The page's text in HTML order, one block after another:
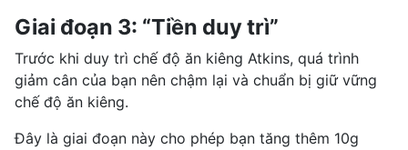
Giai đoạn 3: “Tiền duy trì”
Trước khi duy trì chế độ ăn kiêng Atkins, quá trình
giảm cân của bạn nên chậm lại và chuẩn bị giữ vững
chế độ ăn kiêng.
Đây là giai đoạn này cho phép bạn tăng thêm 10g